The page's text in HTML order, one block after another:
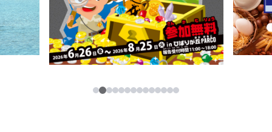
JP
123456789101112
13